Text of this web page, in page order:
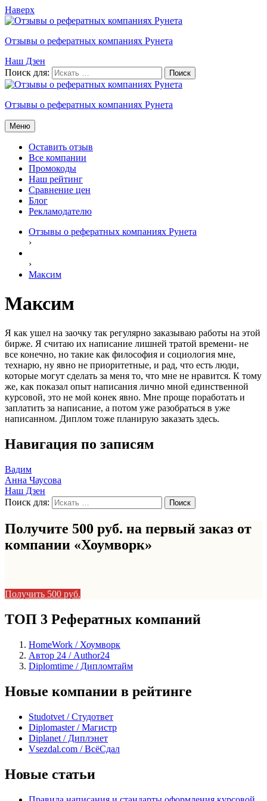
Наверх
Отзывы о рефератных компаниях Рунета
Наш Дзен
Поиск для:
Отзывы о рефератных компаниях Рунета
Меню
Оставить отзыв
Все компании
Промокоды
Наш рейтинг
Сравнение цен
Блог
Рекламодателю
Отзывы о рефератных компаниях Рунета
›
›
Максим
Максим
Я как ушел на заочку так регулярно заказываю работы на этой
бирже. Я считаю их написание лишней тратой времени- не
все конечно, но такие как философия и социология мне,
технарю, ну явно не приоритетные, и рад, что есть люди,
которые могут сделать за меня то, что мне не нравится. К тому
же, как показал опыт написания лично мной единственной
курсовой, это не мой конек явно. Мне проще поработать и
заплатить за написание, а потом уже разобраться в уже
написанном. Диплом тоже планирую заказать здесь.
Навигация по записям
Вадим
Анна Чаусова
Наш Дзен
Поиск для:
Получите 500 руб. на первый заказ от
компании «Хоумворк»
Получить 500 руб.
ТОП 3 Рефератных компаний
HomeWork / Хоумворк
Автор 24 / Author24
Diplomtime / Дипломтайм
Новые компании в рейтинге
Studotvet / Студответ
Diplomaster / Магистр
Diplanet / Диплэнет
Vsezdal.com / ВсёСдал
Новые статьи